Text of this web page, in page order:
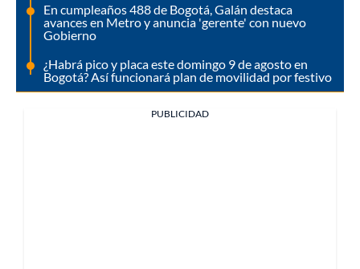
En cumpleaños 488 de Bogotá, Galán destaca
avances en Metro y anuncia 'gerente' con nuevo
Gobierno
¿Habrá pico y placa este domingo 9 de agosto en
Bogotá? Así funcionará plan de movilidad por festivo
PUBLICIDAD